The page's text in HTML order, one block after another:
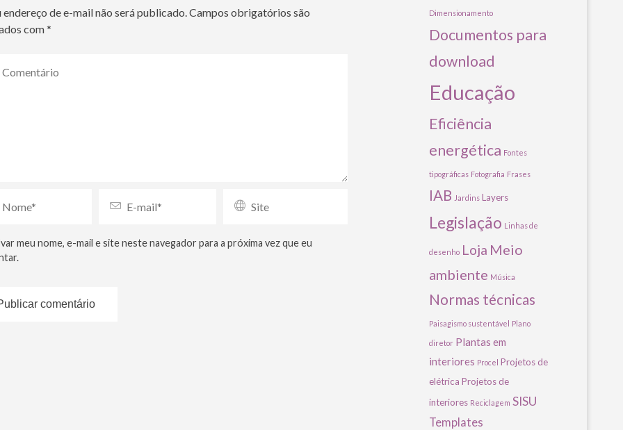
endereço de e-mail não será publicado. Campos obrigatórios são
com*
meu nome, e-mail e site neste navegador para a próxima vez que eu
Dimensionamento
Documentos para
download
Educação
Eficiência
energética Fontes
tipográficas Fotografia Frases
IAB Jardins Layers
Legislação Linhas de
desenho Loja Meio
ambiente Música
Normas técnicas
Paisagismo sustentável Plano
diretor Plantas em
interiores Procel Projetos de
elétrica Projetos de
interiores Reciclagem SISU
Templates